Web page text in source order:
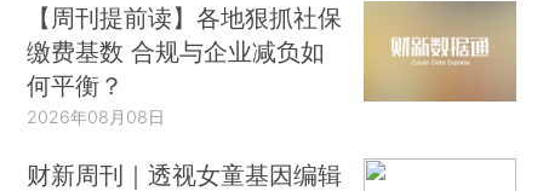
【周刊提前读】各地狠抓社保
缴费基数 合规与企业减负如
何平衡？
2026年08月08日
财新周刊｜透视女童基因编辑